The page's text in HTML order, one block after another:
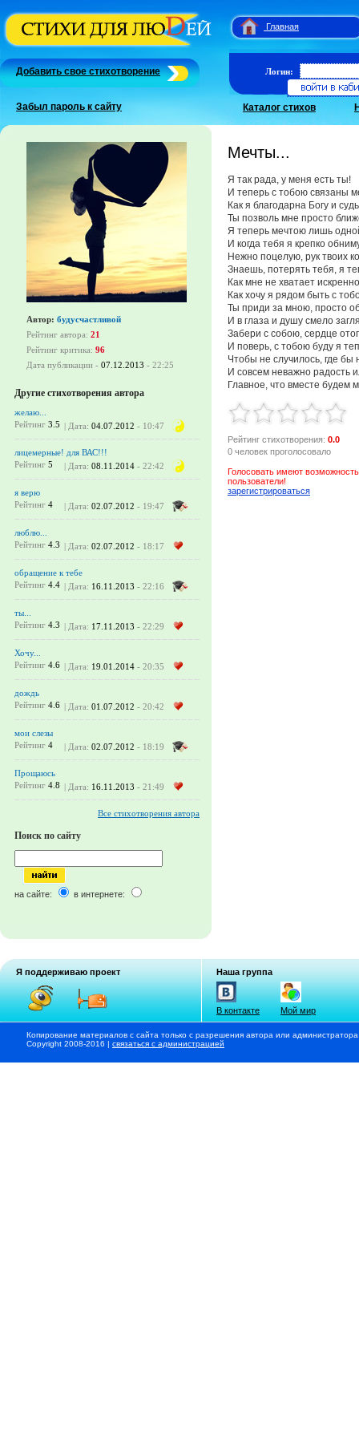
Главная
Добавить свое стихотворение
Забыл пароль к сайту
Логин:
Каталог стихов
Автор: будусчастливой
Рейтинг автора: 21
Рейтинг критика: 96
Дата публикации - 07.12.2013 - 22:25
Другие стихотворения автора
желаю...
Рейтинг 3.5 | Дата: 04.07.2012 - 10:47
лицемерные! для ВАС!!!
Рейтинг 5 | Дата: 08.11.2014 - 22:42
я верю
Рейтинг 4 | Дата: 02.07.2012 - 19:47
люблю...
Рейтинг 4.3 | Дата: 02.07.2012 - 18:17
обращение к тебе
Рейтинг 4.4 | Дата: 16.11.2013 - 22:16
ты...
Рейтинг 4.3 | Дата: 17.11.2013 - 22:29
Хочу...
Рейтинг 4.6 | Дата: 19.01.2014 - 20:35
дождь
Рейтинг 4.6 | Дата: 01.07.2012 - 20:42
мои слезы
Рейтинг 4 | Дата: 02.07.2012 - 18:19
Прощаюсь
Рейтинг 4.8 | Дата: 16.11.2013 - 21:49
Все стихотворения автора
Поиск по сайту
на сайте: в интернете:
Мечты...
Я так рада, у меня есть ты!
И теперь с тобою связаны
Как я благодарна Богу и
Ты позволь мне просто
Я теперь мечтою лишь
И когда тебя я крепко
Нежно поцелую, рук твоих
Знаешь, потерять тебя, я
Как мне не хватает
Как хочу я рядом быть с
Ты приди за мною, просто
И в глаза и душу смело
Забери с собою, сердце
И поверь, с тобою буду я
Чтобы не случилось, где бы
И совсем неважно радость
Главное, что вместе будем
Рейтинг стихотворения: 0.0
0 человек проголосовало
Голосовать имеют
пользователи!
зарегистрироваться
Я поддерживаю проект Наша группа
В контакте Мой мир
Копирование материалов с сайта только с разрешения автора или
Copyright 2008-2016 | связаться с администрацией